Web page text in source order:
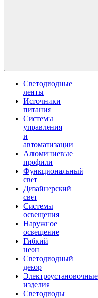
Светодиодные
ленты
Источники
питания
Системы
управления
и
автоматизации
Алюминиевые
профили
Функциональный
свет
Дизайнерский
свет
Системы
освещения
Наружное
освещение
Гибкий
неон
Светодиодный
декор
Электроустановочные
изделия
Светодиоды